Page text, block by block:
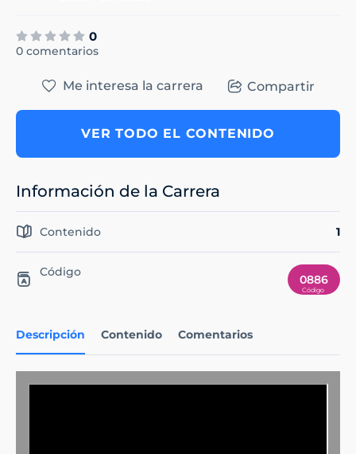
0
0 comentarios
Descripción Contenido Comentarios
Me interesa la carrera Compartir
VER TODO EL CONTENIDO
Información de la Carrera
Contenido 1
Código
0886